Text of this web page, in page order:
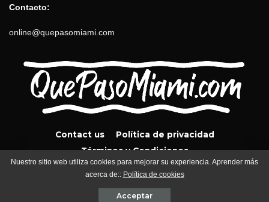
Contacto:
online@quepasomiami.com
Contact us
Política de privacidad
Términos y Condiciones
QuePasoMiami.com 2024
Nuestro sitio web utiliza cookies para mejorar su experiencia. Aprender más
acerca de:: Política de cookies
Acceptar